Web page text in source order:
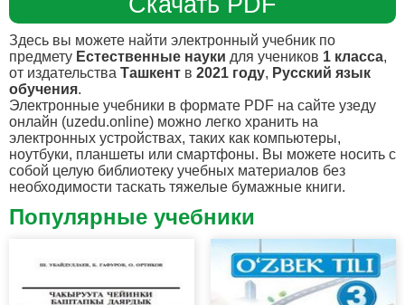
Здесь вы можете найти электронный учебник по
предмету Естественные науки для учеников 1 класса,
от издательства Ташкент в 2021 году, Русский язык
обучения.
Электронные учебники в формате PDF на сайте узеду
онлайн (uzedu.online) можно легко хранить на
электронных устройствах, таких как компьютеры,
ноутбуки, планшеты или смартфоны. Вы можете носить с
собой целую библиотеку учебных материалов без
необходимости таскать тяжелые бумажные книги.
Популярные учебники